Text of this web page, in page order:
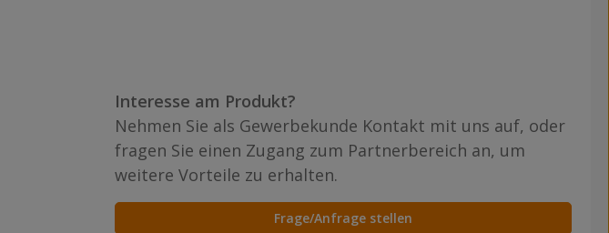
Interesse am Produkt?
Nehmen Sie als Gewerbekunde Kontakt mit uns auf, oder
fragen Sie einen Zugang zum Partnerbereich an, um
weitere Vorteile zu erhalten.
Frage/Anfrage stellen